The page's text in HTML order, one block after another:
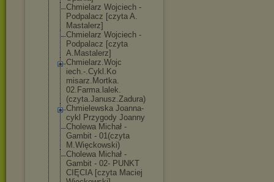
Chmielarz Wojciech -
Podpalacz [czyta A.
Mastalerz]
Chmielarz Wojciech -
Podpalacz [czyta
A.Mastalerz]
Chmielarz.Wojc
iech.-.Cykl.Ko
misarz.Mortka.
02.Farma.lalek.
(czyta.Janusz.Zadura)
Chmielewska Joanna-
cykl Przygody Joanny
Cholewa Michał -
Gambit - 01(czyta
M.Więckowski)
Cholewa Michał -
Gambit - 02- PUNKT
CIĘCIA [czyta Maciej